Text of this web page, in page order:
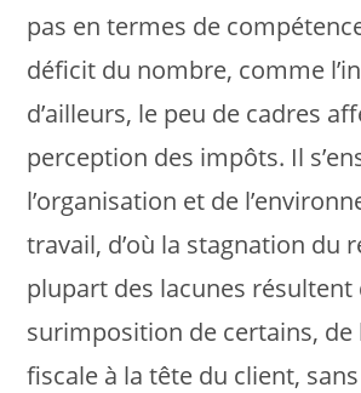
pas en termes de
déficit du nombre, comme
d’ailleurs, le peu de cadres
perception des impôts. Il
l’organisation et de
travail, d’où la stagnation du
plupart des lacunes résultent
surimposition de certains, de
fiscale à la tête du client,